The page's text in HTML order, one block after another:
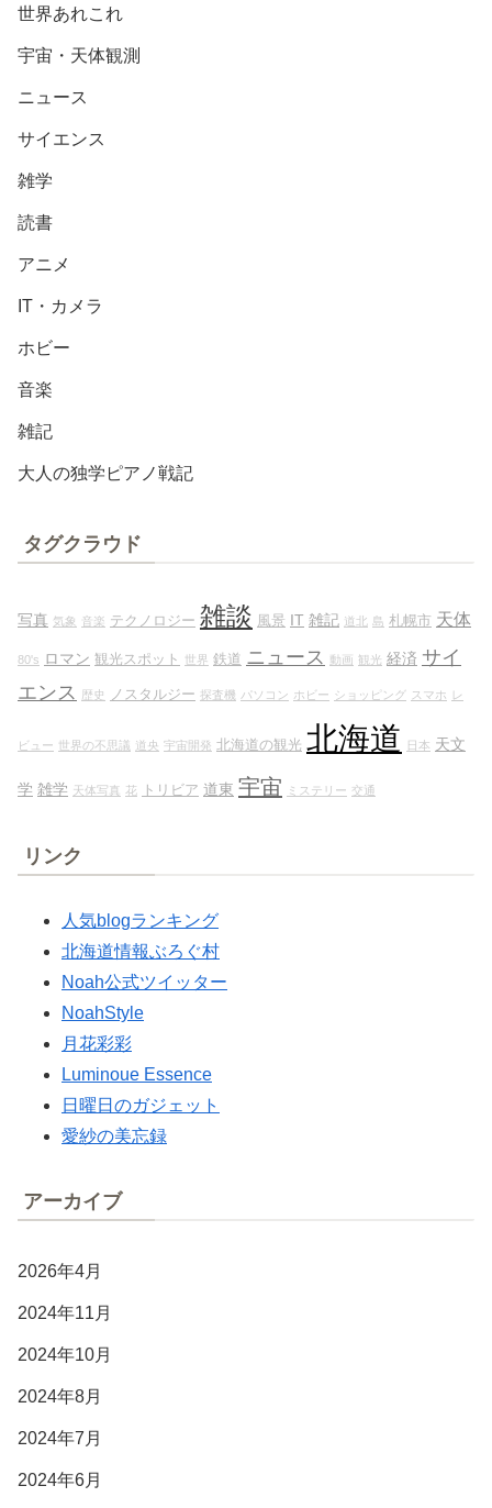
世界あれこれ
宇宙・天体観測
ニュース
サイエンス
雑学
読書
アニメ
IT・カメラ
ホビー
音楽
雑記
大人の独学ピアノ戦記
タグクラウド
写真 気象 音楽 テクノロジー 雑談 風景 IT 雑記 道北 島 札幌市 天体
80's ロマン 観光スポット 世界 鉄道 ニュース 動画 観光 経済 サイ
エンス
歴史 ノスタルジー 探査機 パソコン ホビー ショッピング スマホ レ
ビュー 世界の不思議 道央 宇宙開発 北海道の観光 北海道 日本 天文
学 雑学 天体写真 花 トリビア 道東 宇宙 ミステリー 交通
リンク
人気blogランキング
北海道情報ぶろぐ村
Noah公式ツイッター
NoahStyle
月花彩彩
Luminoue Essence
日曜日のガジェット
愛紗の美忘録
アーカイブ
2026年4月
2024年11月
2024年10月
2024年8月
2024年7月
2024年6月